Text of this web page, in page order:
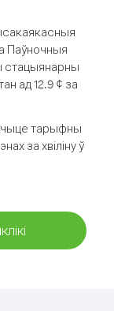
Паўночныя
стацыянарны
ад 12.9 ¢ за
тарыфны
за хвіліну ў